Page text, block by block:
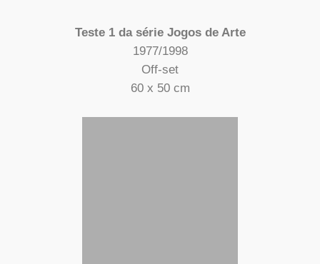
Teste 1 da série Jogos de Arte
1977/1998
Off-set
60 x 50 cm